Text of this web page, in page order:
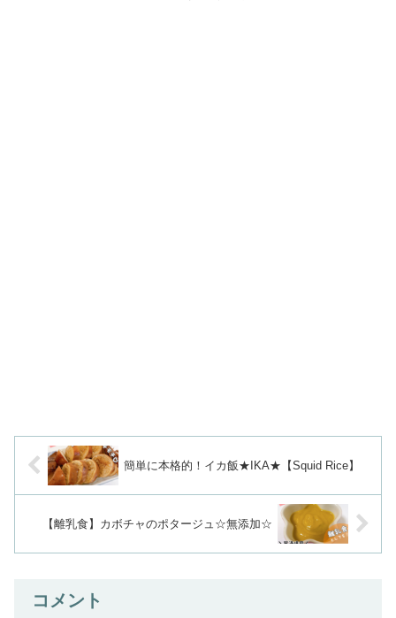
簡単に本格的！イカ飯★IKA★【Squid Rice】
【離乳食】カボチャのポタージュ☆無添加☆
コメント